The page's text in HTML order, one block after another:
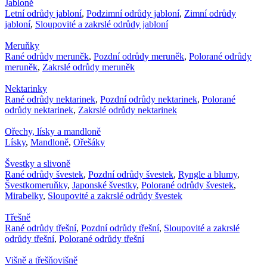
Jabloně
Letní odrůdy jabloní, Podzimní odrůdy jabloní, Zimní odrůdy
jabloní, Sloupovité a zakrslé odrůdy jabloní
Meruňky
Rané odrůdy meruněk, Pozdní odrůdy meruněk, Polorané odrůdy
meruněk, Zakrslé odrůdy meruněk
Nektarinky
Rané odrůdy nektarinek, Pozdní odrůdy nektarinek, Polorané
odrůdy nektarinek, Zakrslé odrůdy nektarinek
Ořechy, lísky a mandloně
Lísky, Mandloně, Ořešáky
Švestky a slivoně
Rané odrůdy švestek, Pozdní odrůdy švestek, Ryngle a blumy,
Švestkomeruňky, Japonské švestky, Polorané odrůdy švestek,
Mirabelky, Sloupovité a zakrslé odrůdy švestek
Třešně
Rané odrůdy třešní, Pozdní odrůdy třešní, Sloupovité a zakrslé
odrůdy třešní, Polorané odrůdy třešní
Višně a třešňovišně